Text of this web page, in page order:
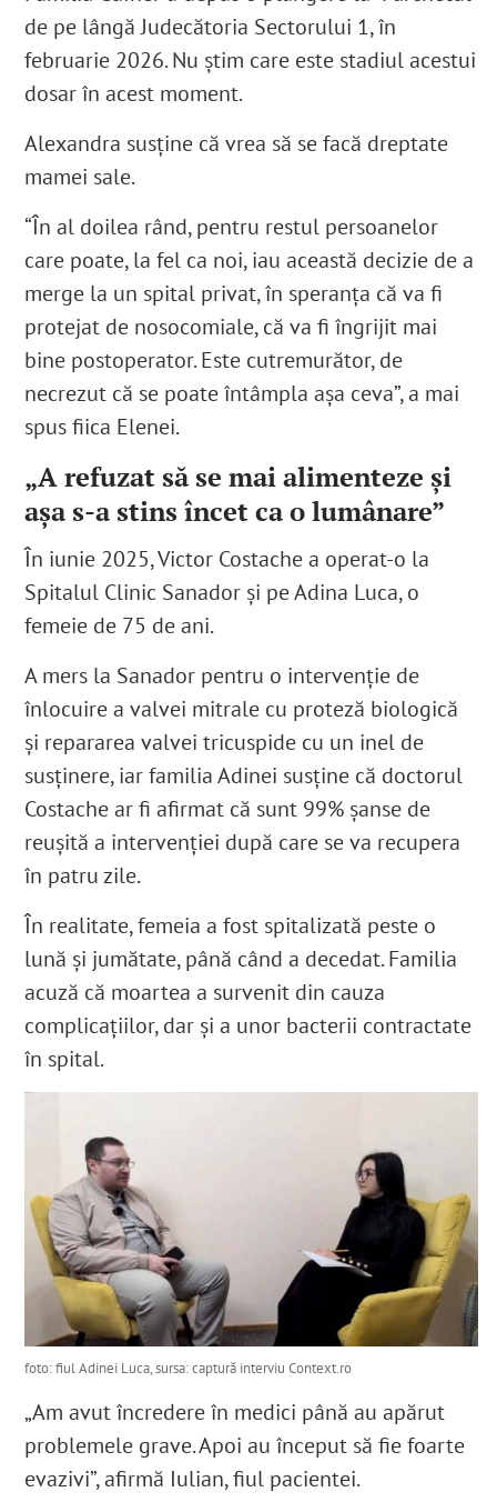
de pe lângă Judecătoria Sectorului 1, în
februarie 2026.Nu știm care este stadiul acestui
dosar în acest moment.
Alexandra susține că vrea să se facă dreptate
mamei sale.
“În al doilea rând, pentru restul persoanelor
care poate, la fel ca noi, iau această decizie de a
merge la un spital privat, în speranța că va fi
protejat de nosocomiale, că va fi îngrijit mai
bine postoperator. Este cutremurător, de
necrezut că se poate întâmpla așa ceva”, a mai
spus fiica Elenei.
„A refuzat să se mai alimenteze și
așa s-a stins încet ca o lumânare”
În iunie 2025, Victor Costache a operat-o la
Spitalul Clinic Sanador și pe Adina Luca, o
femeie de 75 de ani.
A mers la Sanador pentru o intervenție de
înlocuire a valvei mitrale cu proteză biologică
și repararea valvei tricuspide cu un inel de
susținere, iar familia Adinei susține că doctorul
Costache ar fi afirmat că sunt 99% șanse de
reușită a intervenției după care se va recupera
în patru zile.
În realitate, femeia a fost spitalizată peste o
lună și jumătate, până când a decedat. Familia
acuză că moartea a survenit din cauza
complicațiilor, dar și a unor bacterii contractate
în spital.
foto: fiul Adinei Luca, sursa: captură interviu Context.ro
„Am avut încredere în medici până au apărut
problemele grave.Apoi au început să fie foarte
evazivi”, afirmă Iulian, fiul pacientei.